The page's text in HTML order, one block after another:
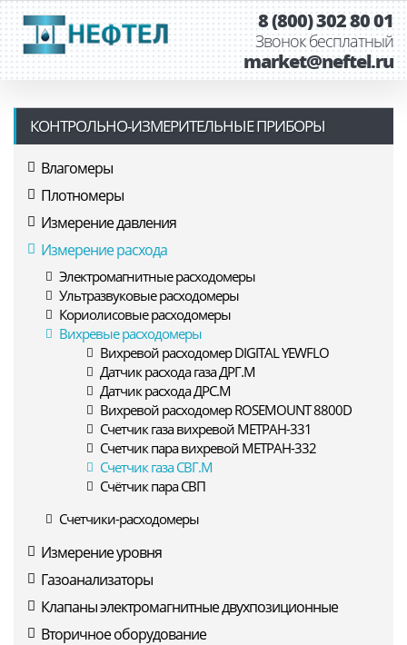
8 (800) 302 80 01
Звонок бесплатный
market@neftel.ru
КОНТРОЛЬНО-ИЗМЕРИТЕЛЬНЫЕ ПРИБОРЫ
Влагомеры
Плотномеры
Измерение давления
Измерение расхода
Электромагнитные расходомеры
Ультразвуковые расходомеры
Кориолисовые расходомеры
Вихревые расходомеры
Вихревой расходомер DIGITAL YEWFLO
Датчик расхода газа ДРГ.М
Датчик расхода ДРС.М
Вихревой расходомер ROSEMOUNT 8800D
Счетчик газа вихревой МЕТРАН-331
Счетчик пара вихревой МЕТРАН-332
Счетчик газа СВГ.М
Счётчик пара СВП
Счетчики-расходомеры
Измерение уровня
Газоанализаторы
Клапаны электромагнитные двухпозиционные
Вторичное оборудование